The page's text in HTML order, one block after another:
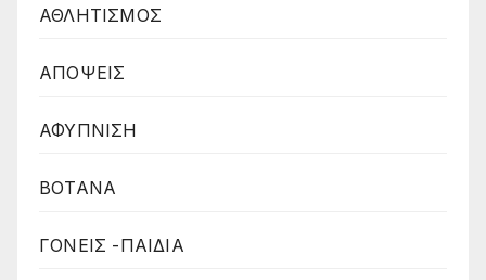
ΑΘΛΗΤΙΣΜΟΣ
ΑΠΟΨΕΙΣ
ΑΦΥΠΝΙΣΗ
ΒΟΤΑΝΑ
ΓΟΝΕΙΣ -ΠΑΙΔΙΑ